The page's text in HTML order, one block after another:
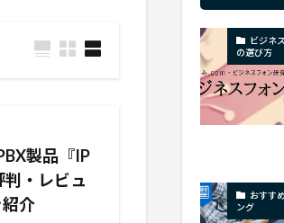
製品『IP
・レビュ
介
ビジネ
の選び方
おすす
ング